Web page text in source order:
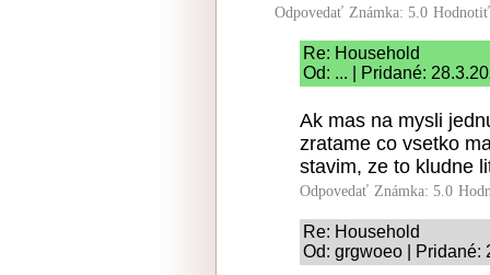
Odpovedať Známka: 5.0
Re: Household
Od: ... | Pridané:
Ak mas na mysli
zratame co vsetko
stavim, ze to kludne
Odpovedať Známka: 5.0
Re: Household
Od: grgwoeo | Pridané: